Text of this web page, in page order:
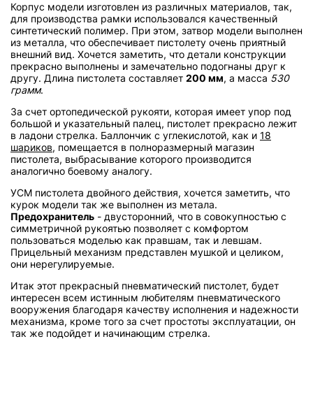
Корпус модели изготовлен из различных материалов, так,
для производства рамки использовался качественный
синтетический полимер. При этом, затвор модели выполнен
из металла, что обеспечивает пистолету очень приятный
внешний вид. Хочется заметить, что детали конструкции
прекрасно выполнены и замечательно подогнаны друг к
другу. Длина пистолета составляет 200 мм, а масса 530
грамм.
За счет ортопедической рукояти, которая имеет упор под
большой и указательный палец, пистолет прекрасно лежит
в ладони стрелка. Баллончик с углекислотой, как и 18
шариков, помещается в полноразмерный магазин
пистолета, выбрасывание которого производится
аналогично боевому аналогу.
УСМ пистолета двойного действия, хочется заметить, что
курок модели так же выполнен из метала.
Предохранитель - двусторонний, что в совокупностью с
симметричной рукоятью позволяет с комфортом
пользоваться моделью как правшам, так и левшам.
Прицельный механизм представлен мушкой и целиком,
они нерегулируемые.
Итак этот прекрасный пневматический пистолет, будет
интересен всем истинным любителям пневматического
вооружения благодаря качеству исполнения и надежности
механизма, кроме того за счет простоты эксплуатации, он
так же подойдет и начинающим стрелка.